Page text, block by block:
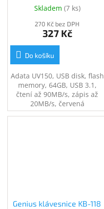
64G-RRD)
Skladem (7 ks)
270 Kč bez DPH
327 Kč
Do košíku
Adata UV150, USB disk, flash
memory, 64GB, USB 3.1,
čtení až 90MB/s, zápis až
20MB/s, červená
Genius klávesnice KB-118